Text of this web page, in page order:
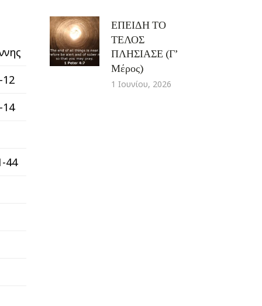
12
14
44
ΕΠΕΙΔΗ ΤΟ
ΤΕΛΟΣ
ΠΛΗΣΙΑΣΕ (Γ’
Μέρος)
1 Ιουνίου, 2026